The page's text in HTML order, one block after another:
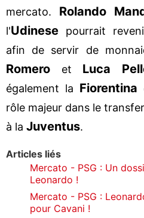
mercato. Rolando
l'Udinese pourrait
afin de servir de
Romero et Luca
également la Fiorentina
rôle majeur dans le
à la Juventus.
Articles liés
Mercato - PSG : Un
Leonardo !
Mercato - PSG :
pour Cavani !